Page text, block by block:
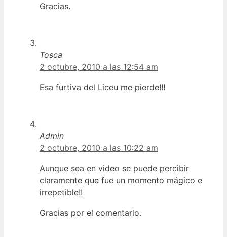
Gracias.
Tosca
2 octubre, 2010 a las 12:54 am
Esa furtiva del Liceu me pierde!!!
Admin
2 octubre, 2010 a las 10:22 am
Aunque sea en video se puede percibir
claramente que fue un momento mágico e
irrepetible!!
Gracias por el comentario.